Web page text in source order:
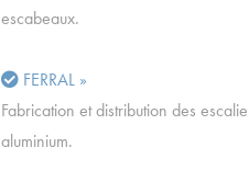
escabeaux.
FERRAL »
Fabrication et distribution des
aluminium.